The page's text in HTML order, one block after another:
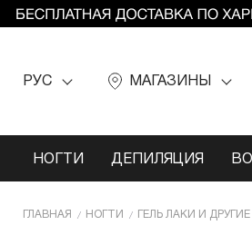
РУС МАГАЗИНЫ
НОГТИ ДЕПИЛЯЦИЯ
ГЛАВНАЯ НОГТИ ГЕЛЬ ЛАКИ И